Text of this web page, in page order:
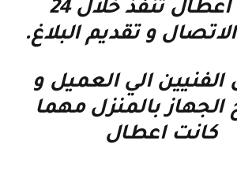
.بلاغات اعطال تنفذ خلال 24
و تقديم البلاغ.
الفنيين الي العميل و
الجهاز بالمنزل مهما
كانت اعطال